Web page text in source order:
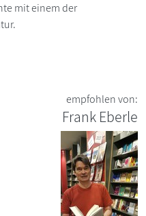
mit einem der
empfohlen von:
Frank Eberle